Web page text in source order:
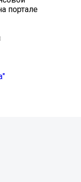
портале